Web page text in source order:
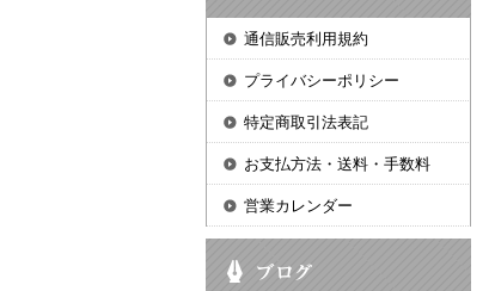
通信販売利用規約
プライバシーポリシー
特定商取引法表記
お支払方法・送料・手数料
営業カレンダー